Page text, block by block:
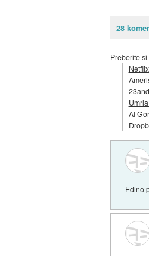
28
Preberite
Al
Edino